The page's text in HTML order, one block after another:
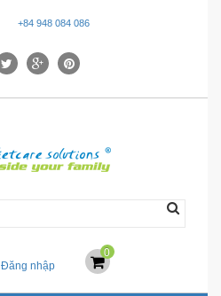
+84 948 084 086
Đăng nhập
0